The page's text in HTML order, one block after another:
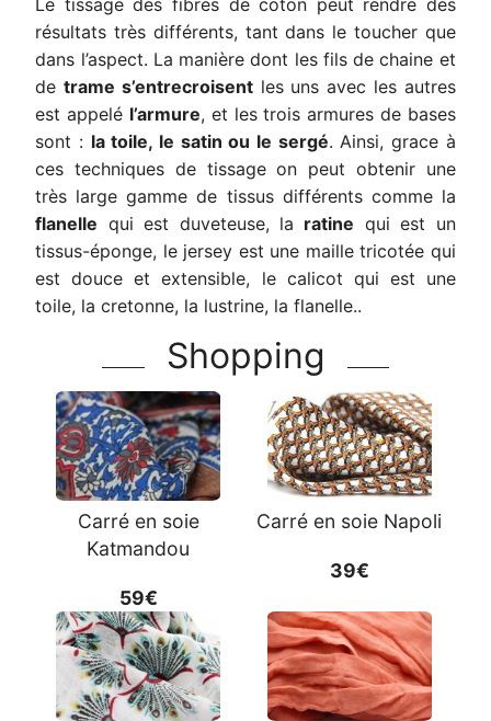
Le tissage des fibres de coton peut rendre des
résultats très différents, tant dans le toucher que
dans l’aspect. La manière dont les fils de chaine et
detrame s’entrecroisentles uns avec les autres
est appelé l’armure, et les trois armures de bases
sont : la toile, le satin ou le sergé. Ainsi, grace à
ces techniques de tissage on peut obtenir une
très large gamme de tissus différents comme la
flanelle qui est duveteuse, la ratine qui est un
tissus-éponge, le jersey est une maille tricotée qui
est douce et extensible, le calicot qui est une
toile, la cretonne, la lustrine, la flanelle..
Shopping
Carré en soie
Katmandou
59€
Carré en soie Napoli
39€